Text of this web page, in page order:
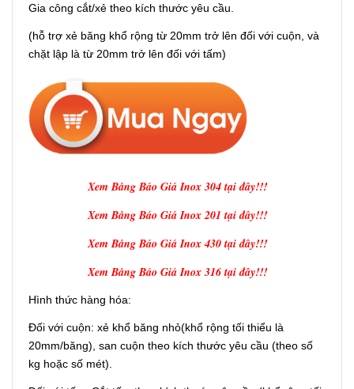
Gia công cắt/xẻ theo kích thước yêu cầu.
(hỗ trợ xẻ băng khổ rộng từ 20mm trở lên đối với cuộn, và
chặt lập là từ 20mm trở lên đối với tấm)
Xem Bảng Báo Giá Inox 304 tại đây!!!
Xem Bảng Báo Giá Inox 201 tại đây!!!
Xem Bảng Báo Giá Inox 430 tại đây!!!
Xem Bảng Báo Giá Inox 316 tại đây!!!
Hình thức hàng hóa:
Đối với cuộn: xẻ khổ băng nhỏ(khổ rộng tối thiểu là
20mm/băng), san cuộn theo kích thước yêu cầu (theo số
kg hoặc số mét).